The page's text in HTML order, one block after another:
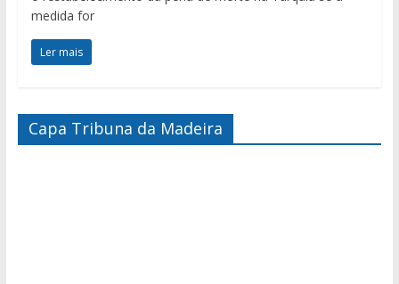
medida for
Ler mais
Capa Tribuna da Madeira